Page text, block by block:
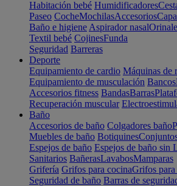
Habitación bebé Humidificadores
Paseo CocheMochilasAccesorios
Baño e higiene Aspirador nasal
Textil bebé CojinesFunda
Seguridad Barreras
Deporte
Equipamiento de cardio Máquinas de
Equipamiento de musculación Bancos
Accesorios fitness BandasBarras
Recuperación muscular
Baño
Accesorios de baño Colgadores baño
Muebles de baño Botiquines
Espejos de baño Espejos de baño sin
Sanitarios BañerasLavabosMamparas
Grifería Grifos para cocinaGrifos para
Seguridad de baño Barras de